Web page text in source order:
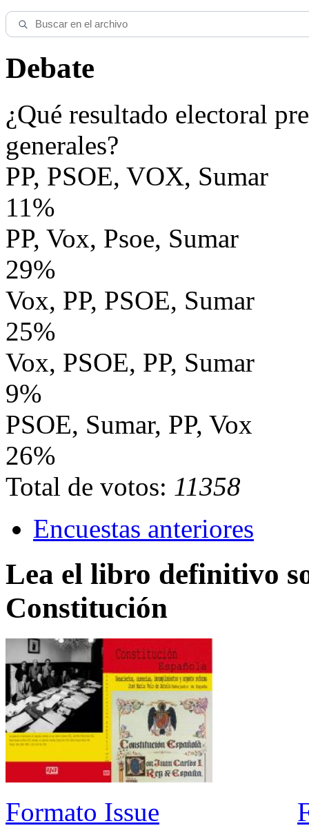
Debate
¿Qué resultado electoral
generales?
PP, PSOE, VOX, Sumar
11%
PP, Vox, Psoe, Sumar
29%
Vox, PP, PSOE, Sumar
25%
Vox, PSOE, PP, Sumar
9%
PSOE, Sumar, PP, Vox
26%
Total de votos: 11358
Encuestas anteriores
Lea el libro definitivo
Constitución
Formato Issue